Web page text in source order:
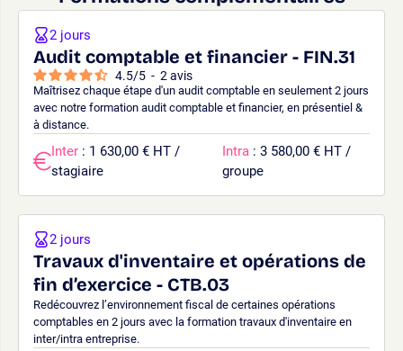
Audit comptable et financier - FIN.31
4.5/5 - 2 avis
Maîtrisez chaque étape d'un audit comptable en seulement 2 jours
avec notre formation audit comptable et financier, en présentiel &
à distance.
2 jours
Inter : 1 630,00 € HT /
stagiaire
Intra : 3 580,00 € HT /
groupe
Travaux d'inventaire et opérations de
fin d’exercice - CTB.03
Redécouvrez l’environnement fiscal de certaines opérations
comptables en 2 jours avec la formation travaux d'inventaire en
inter/intra entreprise.
2 jours